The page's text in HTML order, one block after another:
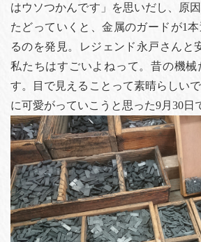
はウソつかんです」を思いだし、原
たどっていくと、金属のガードが1
るのを発見。レジェンド永戸さんと
私たちはすごいよねって。昔の機
す。目で見えることって素晴らしい
に可愛がっていこうと思った9月30日